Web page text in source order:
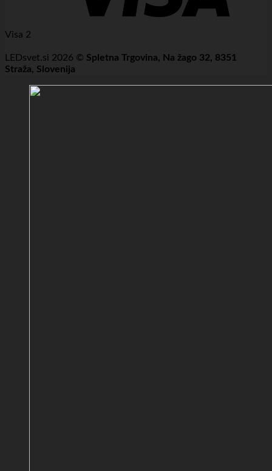
Visa 2
LEDsvet.si 2026 © Spletna Trgovina, Na žago 32, 8351
Straža, Slovenija